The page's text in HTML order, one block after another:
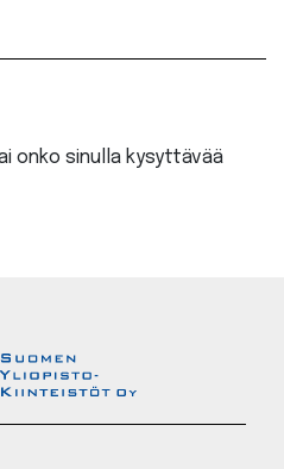
onko sinulla kysyttävää